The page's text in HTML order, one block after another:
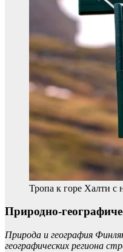
Тропа к горе Халти с
Природно-
Природа и география
географических региона